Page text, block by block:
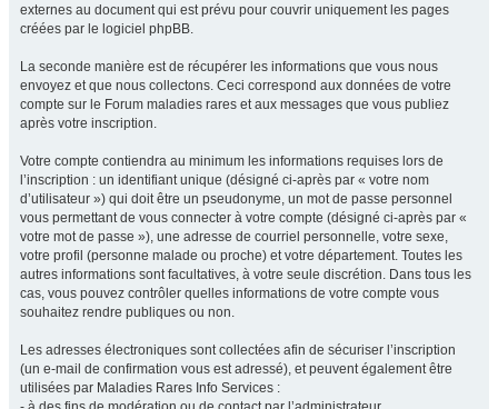
externes au document qui est prévu pour couvrir uniquement les pages
créées par le logiciel phpBB.
La seconde manière est de récupérer les informations que vous nous
envoyez et que nous collectons. Ceci correspond aux données de votre
compte sur le Forum maladies rares et aux messages que vous publiez
après votre inscription.
Votre compte contiendra au minimum les informations requises lors de
l’inscription : un identifiant unique (désigné ci-après par « votre nom
d’utilisateur ») qui doit être un pseudonyme, un mot de passe personnel
vous permettant de vous connecter à votre compte (désigné ci-après par «
votre mot de passe »), une adresse de courriel personnelle, votre sexe,
votre profil (personne malade ou proche) et votre département. Toutes les
autres informations sont facultatives, à votre seule discrétion. Dans tous les
cas, vous pouvez contrôler quelles informations de votre compte vous
souhaitez rendre publiques ou non.
Les adresses électroniques sont collectées afin de sécuriser l’inscription
(un e-mail de confirmation vous est adressé), et peuvent également être
utilisées par Maladies Rares Info Services :